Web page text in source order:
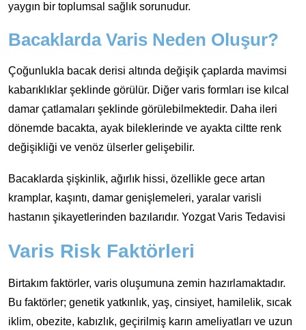
yaygın bir toplumsal sağlık sorunudur.
Bacaklarda Varis Neden Oluşur?
Çoğunlukla bacak derisi altında değişik çaplarda mavimsi
kabarıklıklar şeklinde görülür. Diğer varis formları ise kılcal
damar çatlamaları şeklinde görülebilmektedir. Daha ileri
dönemde bacakta, ayak bileklerinde ve ayakta ciltte renk
değişikliği ve venöz ülserler gelişebilir.
Bacaklarda şişkinlik, ağırlık hissi, özellikle gece artan
kramplar, kaşıntı, damar genişlemeleri, yaralar varisli
hastanın şikayetlerinden bazılarıdır. Yozgat Varis Tedavisi
Varis Risk Faktörleri
Birtakım faktörler, varis oluşumuna zemin hazırlamaktadır.
Bu faktörler; genetik yatkınlık, yaş, cinsiyet, hamilelik, sıcak
iklim, obezite, kabızlık, geçirilmiş karın ameliyatları ve uzun